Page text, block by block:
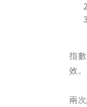
指
效。
兩